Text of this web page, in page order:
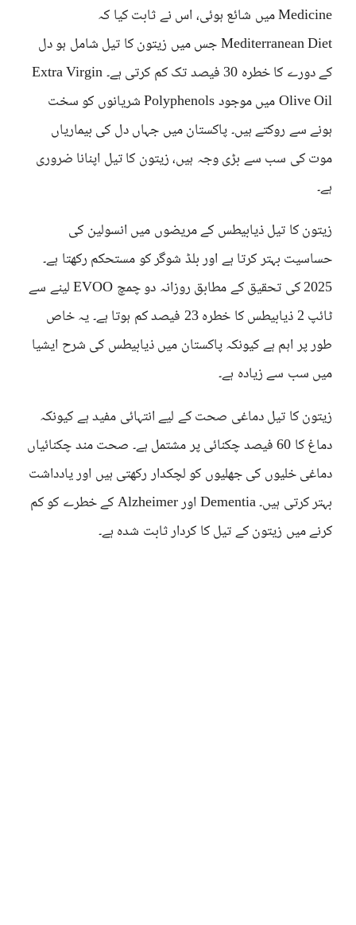
Medicine میں شائع ہوئی، اس نے ثابت کیا کہ
Mediterranean Diet جس میں زیتون کا تیل شامل ہو دل
کے دورے کا خطرہ 30 فیصد تک کم کرتی ہے۔ Extra Virgin
Olive Oil میں موجود Polyphenols شریانوں کو سخت
ہونے سے روکتے ہیں۔ پاکستان میں جہاں دل کی بیماریاں
موت کی سب سے بڑی وجہ ہیں، زیتون کا تیل اپنانا ضروری
ہے۔
زیتون کا تیل ذیابیطس کے مریضوں میں انسولین کی
حساسیت بہتر کرتا ہے اور بلڈ شوگر کو مستحکم رکھتا ہے۔
2025 کی تحقیق کے مطابق روزانہ دو چمچ EVOO لینے سے
ٹائپ 2 ذیابیطس کا خطرہ 23 فیصد کم ہوتا ہے۔ یہ خاص
طور پر اہم ہے کیونکہ پاکستان میں ذیابیطس کی شرح ایشیا
میں سب سے زیادہ ہے۔
زیتون کا تیل دماغی صحت کے لیے انتہائی مفید ہے کیونکہ
دماغ کا 60 فیصد چکنائی پر مشتمل ہے۔ صحت مند چکنائیاں
دماغی خلیوں کی جھلیوں کو لچکدار رکھتی ہیں اور یادداشت
بہتر کرتی ہیں۔ Dementia اور Alzheimer کے خطرے کو کم
کرنے میں زیتون کے تیل کا کردار ثابت شدہ ہے۔